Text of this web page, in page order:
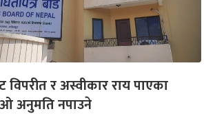
विपरीत र अस्वीकार राय पाएका
अनुमति नपाउने